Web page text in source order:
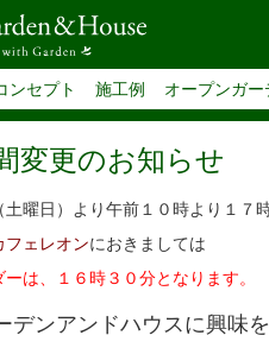
ンセプト 施工例 オープンガー
変更のお知らせ
土曜日）より午前１０時より１７
フェレオンにおきましては
は、
１６時３０分となります。
デンアンドハウスに興味